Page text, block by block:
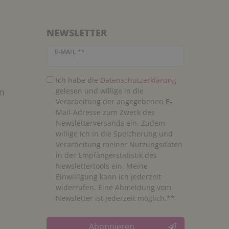
NEWSLETTER
E-MAIL **
Newsletter Honig
Ich habe die Daten­schutz­erklärung
gelesen und willige in die
Verarbeitung der angegebenen E-
Mail-Adresse zum Zweck des
Newsletterversands ein. Zudem
willige ich in die Speicherung und
Verarbeitung meiner Nutzungsdaten
in der Empfängerstatistik des
Newslettertools ein. Meine
Einwilligung kann ich jederzeit
widerrufen. Eine Abmeldung vom
Newsletter ist jederzeit möglich.**
Abonnieren